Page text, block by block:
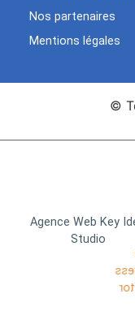
Nos partenaires
Mentions légales
©
Agence Web Key
Studio